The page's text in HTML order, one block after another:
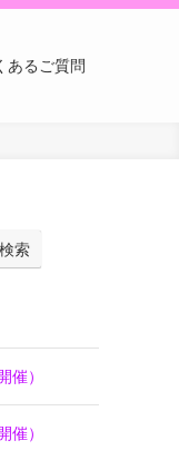
あるご質問
検索
催）
催）